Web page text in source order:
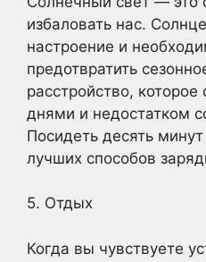
избаловать нас.
настроение и
предотвратить
расстройство,
днями и недостатком
Посидеть десять
лучших способов
5. Отдых
Когда вы чувствуете